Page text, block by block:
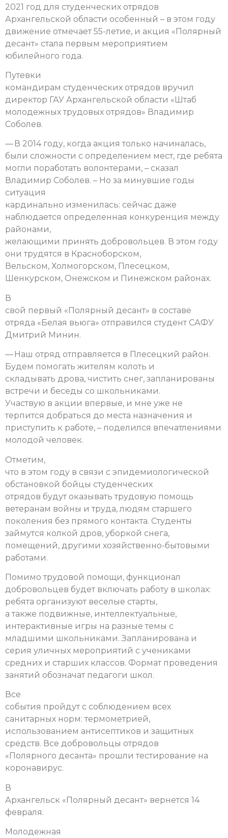
2021 год для студенческих отрядов
Архангельской области особенный – в этом году
движение отмечает 55-летие, и акция «Полярный
десант» стала первым мероприятием
юбилейного года.
Путевки
командирам студенческих отрядов вручил
директор ГАУ Архангельской области «Штаб
молодежных трудовых отрядов» Владимир
Соболев.
— В 2014 году, когда акция только начиналась,
были сложности с определением мест, где ребята
могли поработать волонтерами, – сказал
Владимир Соболев. – Но за минувшие годы
ситуация
кардинально изменилась: сейчас даже
наблюдается определенная конкуренция между
районами,
желающими принять добровольцев. В этом году
они трудятся в Красноборском,
Вельском, Холмогорском, Плесецком,
Шенкурском, Онежском и Пинежском районах.
В
свой первый «Полярный десант» в составе
отряда «Белая вьюга» отправился студент САФУ
Дмитрий Минин.
— Наш отряд отправляется в Плесецкий район.
Будем помогать жителям колоть и
складывать дрова, чистить снег, запланированы
встречи и беседы со школьниками.
Участвую в акции впервые, и мне уже не
терпится добраться до места назначения и
приступить к работе, – поделился впечатлениями
молодой человек.
Отметим,
что в этом году в связи с эпидемиологической
обстановкой бойцы студенческих
отрядов будут оказывать трудовую помощь
ветеранам войны и труда, людям старшего
поколения без прямого контакта. Студенты
займутся колкой дров, уборкой снега,
помещений, другими хозяйственно-бытовыми
работами.
Помимо трудовой помощи, функционал
добровольцев будет включать работу в школах:
ребята организуют веселые старты,
а также подвижные, интеллектуальные,
интерактивные игры на разные темы с
младшими школьниками. Запланирована и
серия уличных мероприятий с учениками
средних и старших классов. Формат проведения
занятий обозначат педагоги школ.
Все
события пройдут с соблюдением всех
санитарных норм: термометрией,
использованием антисептиков и защитных
средств. Все добровольцы отрядов
«Полярного десанта» прошли тестирование на
коронавирус.
В
Архангельск «Полярный десант» вернется 14
февраля.
Молодежная